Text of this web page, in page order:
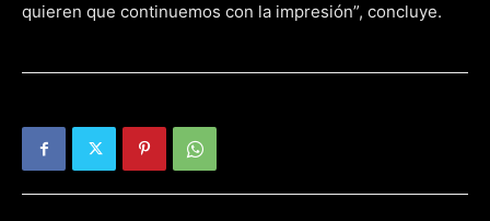
quieren que continuemos con la impresión”, concluye.